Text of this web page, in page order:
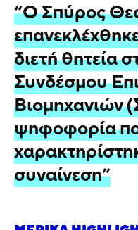
“Ο Σπύρος
διετή θητεία
Συνδέσμου
Βιομηχανιών
ψηφοφορία
συναίνεση”